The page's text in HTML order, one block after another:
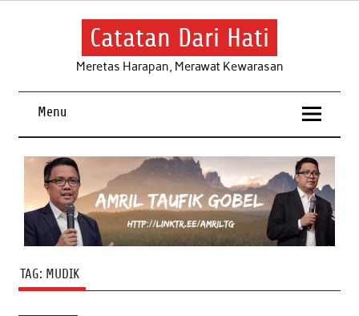
Skip
Catatan Dari Hati
Meretas Harapan, Merawat Kewarasan
Menu
TAG: MUDIK